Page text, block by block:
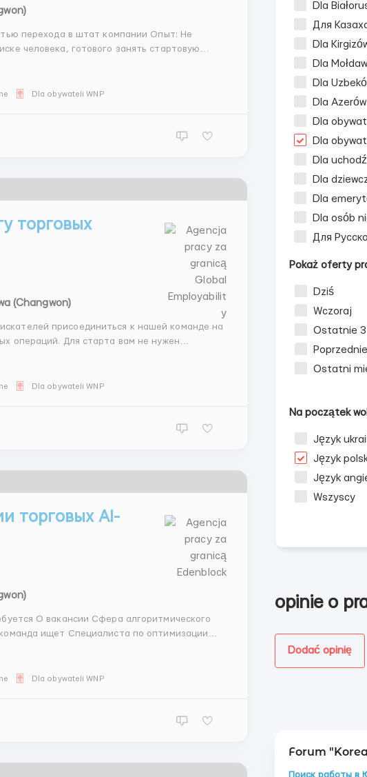
перехода в штат компании Опыт: Не
Dla obywateli WNP
торговых
(Changwon)
вам не нужен
Dla obywateli WNP
торговых AI-
ищет Специалиста по оптимизации
Dla obywateli WNP
Dla
Для
Dla
Dla
Dla
Dla Azerów
Dla
Dla
Dla
Dla
Dla
Dla osób
Для
Pokaż oferty
Dziś
Wczoraj
Ostatnie 3
Ostatni
Na początek
Język
Język
Język
Wszyscy
opinie o
Dodać opinię
Forum
Поиск работы в